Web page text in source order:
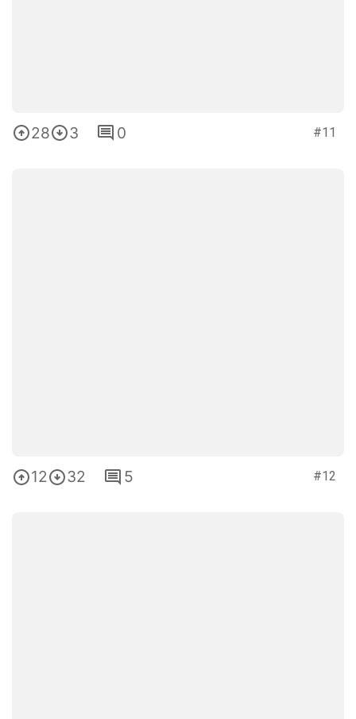
28 3 0 #11
12 32 5 #12